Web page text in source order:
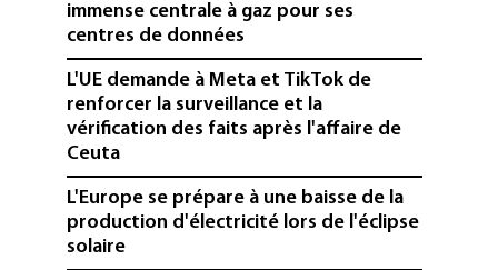
immense centrale à gaz pour ses
centres de données
L'UE demande à Meta et TikTok de
renforcer la surveillance et la
vérification des faits après l'affaire de
Ceuta
L'Europe se prépare à une baisse de la
production d'électricité lors de l'éclipse
solaire